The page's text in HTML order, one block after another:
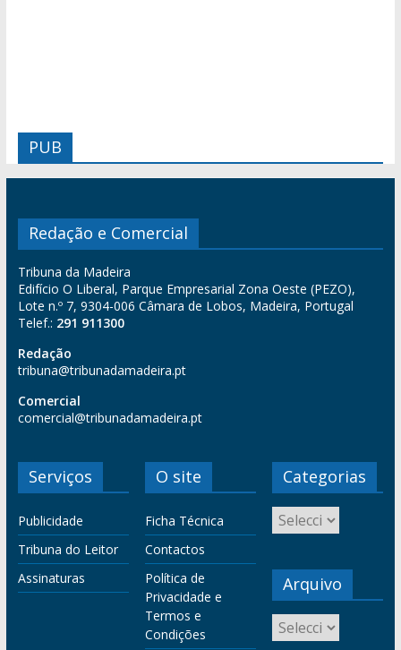
PUB
Redação e Comercial
Tribuna da Madeira
Edifício O Liberal, Parque Empresarial Zona Oeste (PEZO),
Lote n.º 7, 9304-006 Câmara de Lobos, Madeira, Portugal
Telef.: 291 911300
Redação
tribuna@tribunadamadeira.pt
Comercial
comercial@tribunadamadeira.pt
Serviços
Publicidade
Tribuna do Leitor
Assinaturas
O site
Ficha Técnica
Contactos
Política de
Privacidade e
Termos e
Condições
Categorias
Arquivo